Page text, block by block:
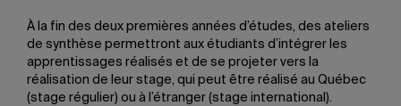
À la fin des deux premières années d’études, des ateliers
de synthèse permettront aux étudiants d’intégrer les
apprentissages réalisés et de se projeter vers la
réalisation de leur stage, qui peut être réalisé au Québec
(stage régulier) ou à l’étranger (stage international).